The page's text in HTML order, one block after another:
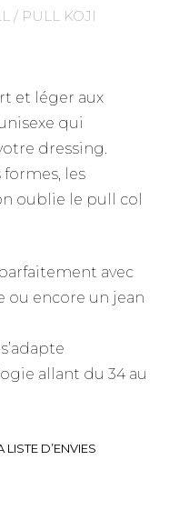
/ PULL KOJI
et léger aux
qui
dressing.
formes, les
oublie le pull col
avec
ou encore un jean
allant du 34 au
LISTE D’ENVIES